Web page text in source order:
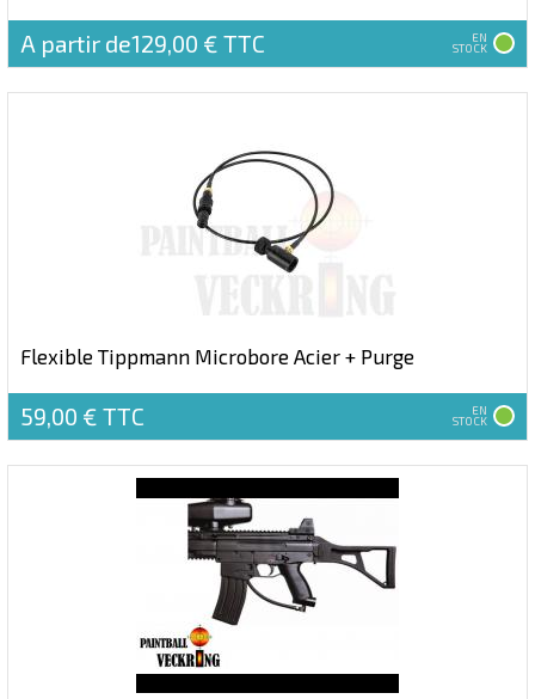
A partir de129,00 € TTC EN
STOCK
Flexible Tippmann Microbore Acier + Purge
59,00 € TTC EN
STOCK